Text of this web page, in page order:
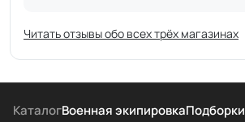
Читать отзывы обо всех трёх магазинах
КаталогВоенная экипировкаПодборки